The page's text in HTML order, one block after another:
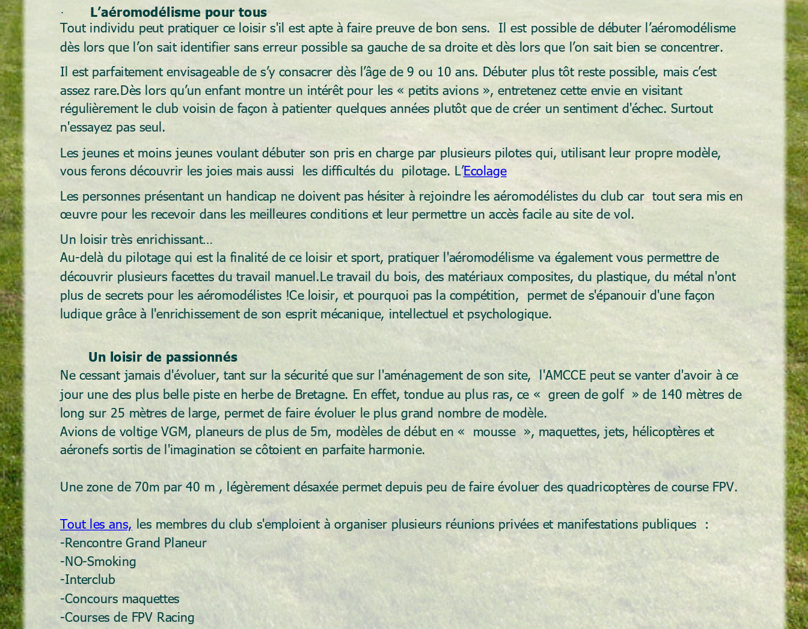
· L’aéromodélisme pour tous
Tout individu peut pratiquer ce loisir s'il est apte à faire preuve de bon sens.  Il est possible de débuter l’aéromodélisme
dès lors que l’on sait identifier sans erreur possible sa gauche de sa droite et dès lors que l’on sait bien se concentrer.
Il est parfaitement envisageable de s’y consacrer dès l’âge de 9 ou 10 ans. Débuter plus tôt reste possible, mais c’est
assez rare.Dès lors qu’un enfant montre un intérêt pour les « petits avions », entretenez cette envie en visitant
régulièrement le club voisin de façon à patienter quelques années plutôt que de créer un sentiment d'échec. Surtout
n'essayez pas seul.
Les jeunes et moins jeunes voulant débuter son pris en charge par plusieurs pilotes qui, utilisant leur propre modèle,
vous ferons découvrir les joies mais aussi  les difficultés du  pilotage. L’Ecolage
Les personnes présentant un handicap ne doivent pas hésiter à rejoindre les aéromodélistes du club car  tout sera mis en
œuvre pour les recevoir dans les meilleures conditions et leur permettre un accès facile au site de vol.
Un loisir très enrichissant…
Au-delà du pilotage qui est la finalité de ce loisir et sport, pratiquer l'aéromodélisme va également vous permettre de
découvrir plusieurs facettes du travail manuel.Le travail du bois, des matériaux composites, du plastique, du métal n'ont
plus de secrets pour les aéromodélistes !Ce loisir, et pourquoi pas la compétition,  permet de s'épanouir d'une façon
ludique grâce à l'enrichissement de son esprit mécanique, intellectuel et psychologique.
       Un loisir de passionnés
Ne cessant jamais d'évoluer, tant sur la sécurité que sur l'aménagement de son site,  l'AMCCE peut se vanter d'avoir à ce
jour une des plus belle piste en herbe de Bretagne. En effet, tondue au plus ras, ce «  green de golf  » de 140 mètres de
long sur 25 mètres de large, permet de faire évoluer le plus grand nombre de modèle.
Avions de voltige VGM, planeurs de plus de 5m, modèles de début en «  mousse  », maquettes, jets, hélicoptères et
aéronefs sortis de l'imagination se côtoient en parfaite harmonie.
Une zone de 70m par 40 m , légèrement désaxée permet depuis peu de faire évoluer des quadricoptères de course FPV.
Tout les ans, les membres du club s'emploient à organiser plusieurs réunions privées et manifestations publiques  :
-Rencontre Grand Planeur
-NO-Smoking
-Interclub
-Concours maquettes
-Courses de FPV Racing